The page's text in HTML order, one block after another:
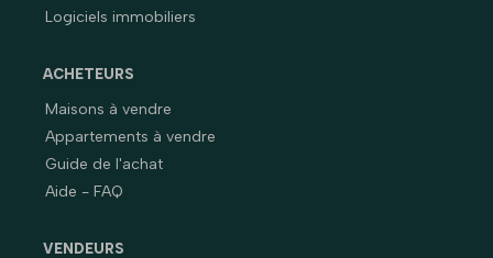
Logiciels immobiliers
ACHETEURS
Maisons à vendre
Appartements à vendre
Guide de l'achat
Aide - FAQ
VENDEURS